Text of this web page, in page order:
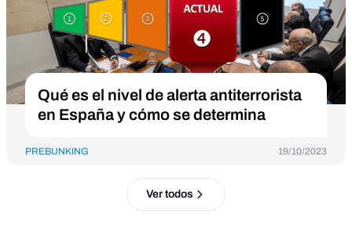
Qué es el nivel de alerta antiterrorista
en España y cómo se determina
PREBUNKING 19/10/2023
Ver todos